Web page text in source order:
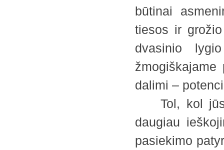
būtinai
tiesos ir
dvasinio
dalimi –
Tol, kol jūs
daugiau
pasiekimo